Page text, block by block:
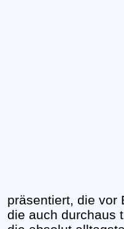
präsentiert, die vor
die auch durchaus